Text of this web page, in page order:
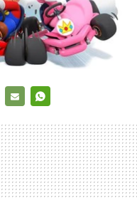
MAIL